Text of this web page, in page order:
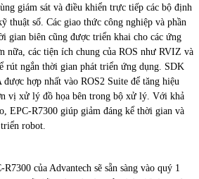
giám sát và điều khiển trực tiếp các bộ định
thuật số. Các giao thức công nghiệp và phần
gian biên cũng được triển khai cho các ứng
nữa, các tiện ích chung của ROS như RVIZ và
rút ngắn thời gian phát triển ứng dụng. SDK
hợp nhất vào ROS2 Suite để tăng hiệu
vị xử lý đồ họa bên trong bộ xử lý. Với khả
EPC-R7300 giúp giảm đáng kể thời gian và
robot.
của Advantech sẽ sẵn sàng vào quý 1